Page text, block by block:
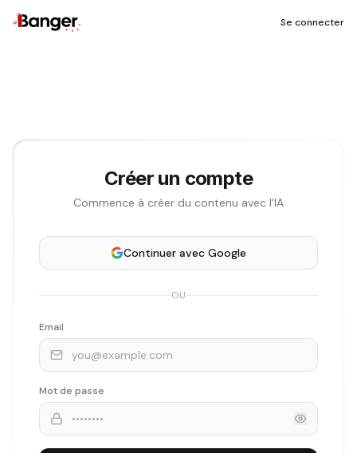
Se connecter
Créer un compte
Commence à créer du contenu avec l'IA
Continuer avec Google
OU
Email
Mot de passe